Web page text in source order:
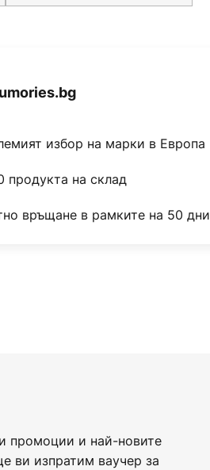
избор на марки в Европа
продукта на склад
връщане в рамките на 50 дни
промоции и най-новите
ви изпратим ваучер за